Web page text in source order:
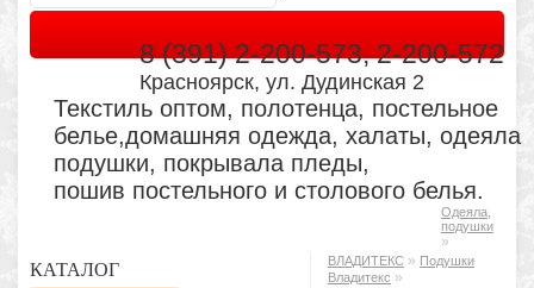
8 (391) 2-200-573, 2-200-572
Красноярск, ул. Дудинская 2
Текстиль оптом, полотенца, постельное
белье,домашняя одежда, халаты, одеяла
подушки, покрывала пледы,
пошив постельного и столового белья.
КАТАЛОГ
Одеяла,
подушки
»
ВЛАДИТЕКС » Подушки
Владитекс »